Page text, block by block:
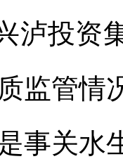
泸投资
监管情
事关水